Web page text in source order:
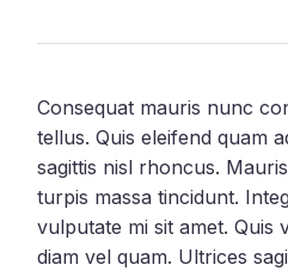
Consequat mauris nunc
tellus. Quis eleifend quam
sagittis nisl rhoncus.
turpis massa tincidunt.
vulputate mi sit amet. Quis
diam vel quam. Ultrices